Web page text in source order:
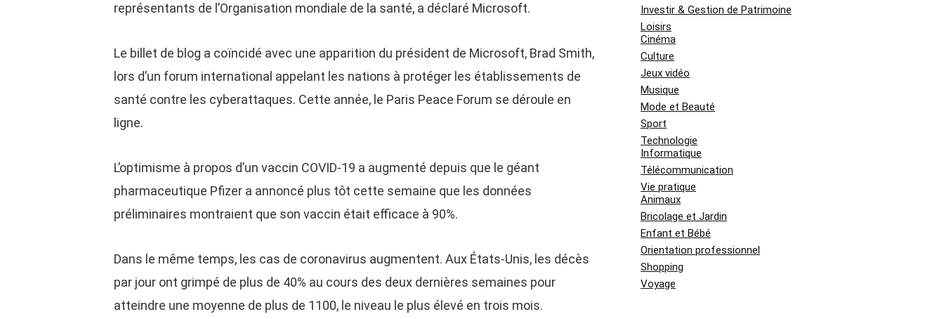
représentants de l’Organisation mondiale de la santé, a déclaré Microsoft.
Le billet de blog a coïncidé avec une apparition du président de Microsoft, Brad Smith,
lors d’un forum international appelant les nations à protéger les établissements de
santé contre les cyberattaques. Cette année, le Paris Peace Forum se déroule en
ligne.
L’optimisme à propos d’un vaccin COVID-19 a augmenté depuis que le géant
pharmaceutique Pfizer a annoncé plus tôt cette semaine que les données
préliminaires montraient que son vaccin était efficace à 90%.
Dans le même temps, les cas de coronavirus augmentent. Aux États-Unis, les décès
par jour ont grimpé de plus de 40% au cours des deux dernières semaines pour
atteindre une moyenne de plus de 1100, le niveau le plus élevé en trois mois.
Investir & Gestion de Patrimoine
Loisirs
Cinéma
Culture
Jeux vidéo
Musique
Mode et Beauté
Sport
Technologie
Informatique
Télécommunication
Vie pratique
Animaux
Bricolage et Jardin
Enfant et Bébé
Orientation professionnel
Shopping
Voyage